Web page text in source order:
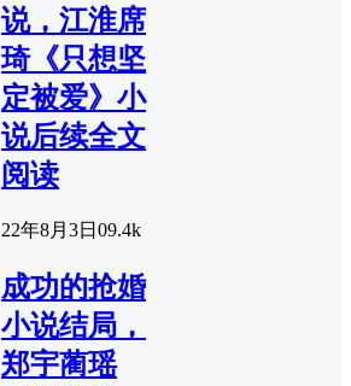
说，江淮席
琦《只想坚
定被爱》小
说后续全文
阅读
22年8月3日 09.4k
成功的抢婚
小说结局，
郑宇蔺瑶